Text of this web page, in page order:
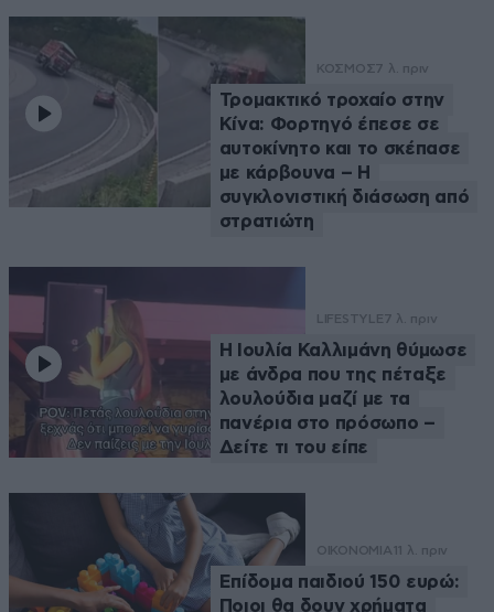
ΚΟΣΜΟΣ7 λ. πριν
Τρομακτικό τροχαίο στην
Κίνα: Φορτηγό έπεσε σε
αυτοκίνητο και το σκέπασε
με κάρβουνα – Η
συγκλονιστική διάσωση από
στρατιώτη
LIFESTYLE7 λ. πριν
Η Ιουλία Καλλιμάνη θύμωσε
με άνδρα που της πέταξε
λουλούδια μαζί με τα
πανέρια στο πρόσωπο –
Δείτε τι του είπε
ΟΙΚΟΝΟΜΙΑ 11 λ. πριν
Επίδομα παιδιού 150 ευρώ:
Ποιοι θα δουν χρήματα